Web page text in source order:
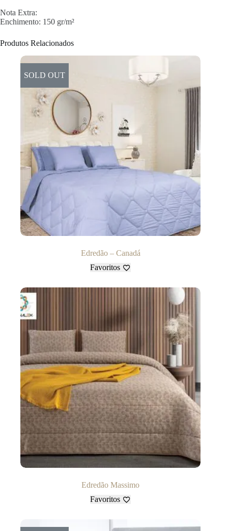
Nota Extra:
Enchimento: 150 gr/m²
Produtos Relacionados
SOLD OUT
Edredão – Canadá
Favoritos
Edredão Massimo
Favoritos